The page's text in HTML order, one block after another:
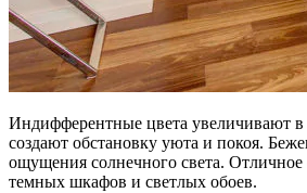
Индифферентные цвета увеличивают в
создают обстановку уюта и покоя.
ощущения солнечного света. Отличное
темных шкафов и светлых обоев.